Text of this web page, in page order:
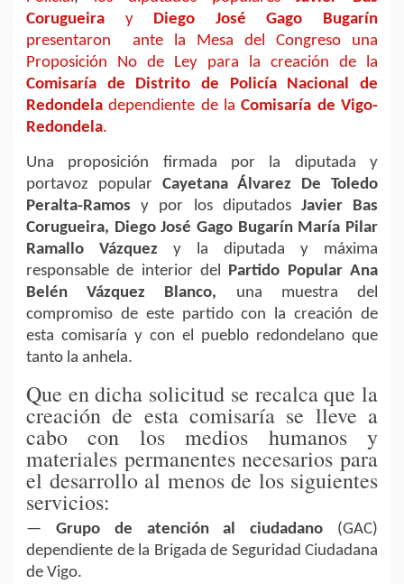
Corugueira y
Diego José Gago Bugarín
presentaron ante la Mesa del Congreso una
Proposición No de Ley para la creación de la
Comisaría de Distrito de Policía Nacional de
Redondela dependiente de laComisaría de Vigo-
Redondela.
Una proposición firmada por la diputada y
portavoz popular Cayetana Álvarez De Toledo
Peralta-Ramosy por los diputados Javier Bas
Corugueira, Diego José Gago Bugarín María Pilar
Ramallo Vázquez y la diputada y máxima
responsable de interior del
Partido Popular Ana
Belén Vázquez Blanco, una muestra del
compromiso de este partido con la creación de
esta comisaría y con el pueblo redondelano que
tanto la anhela.
Que en dicha solicitud se recalca que la
creación de esta comisaría se lleve a
cabo con los medios humanos y
materiales permanentes necesarios para
el desarrollo al menos de los siguientes
servicios:
— Grupo de atención al ciudadano (GAC)
dependiente de la Brigada de Seguridad Ciudadana
de Vigo.